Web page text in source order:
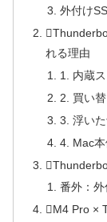
外付け
れる理由
1. 内蔵
2. 買い
3. 浮い
4. Mac
番外：外
M4 Pro ×